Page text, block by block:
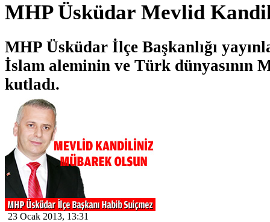
MHP Üsküdar Mevlid
MHP Üsküdar İlçe Başkanlığı
İslam aleminin ve Türk dünyasının
kutladı.
23 Ocak 2013, 13:31